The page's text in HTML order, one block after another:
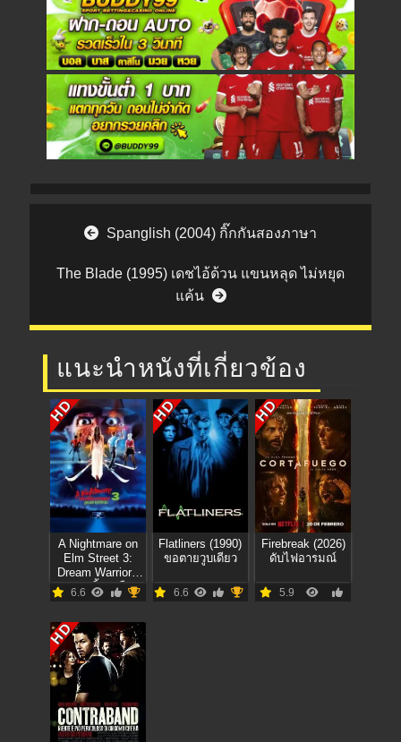
Post navigation
Spanglish (2004) กิ๊กกันสองภาษา
The Blade (1995) เดชไอ้ด้วน แขนหลุด ไม่หยุด
แค้น
แนะนำหนังที่เกี่ยวข้อง
HD
A Nightmare on
Elm Street 3:
Dream Warriors
(1987) นิ้วเขมือบ
ภาค 3
6.6
HD
Flatliners (1990)
ขอตายวูบเดียว
6.6
HD
Firebreak (2026)
ดับไฟอารมณ์
5.9
HD